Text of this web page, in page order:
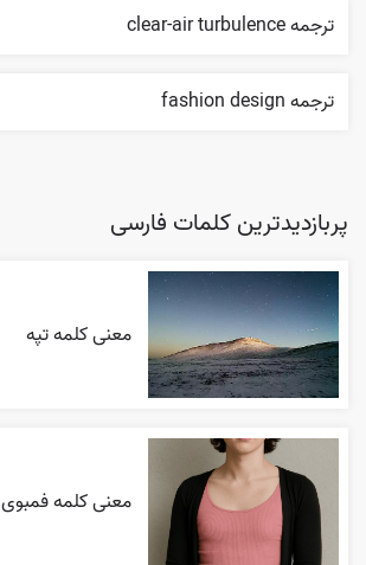
ترجمه clear-air turbulence
ترجمه fashion design
پربازدیدترین کلمات فارسی
معنی کلمه تپه
معنی کلمه فمبوی